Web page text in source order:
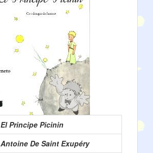
El Principe Picinin
Antoine De Saint Exupéry